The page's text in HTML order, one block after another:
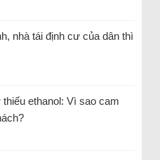
nhà tái định cư của dân thì
ethanol: Vì sao cam